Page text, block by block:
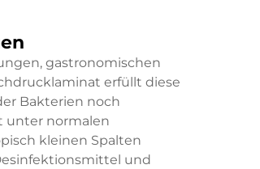
gastronomischen
erfüllt diese
Bakterien noch
unter normalen
kleinen Spalten
und